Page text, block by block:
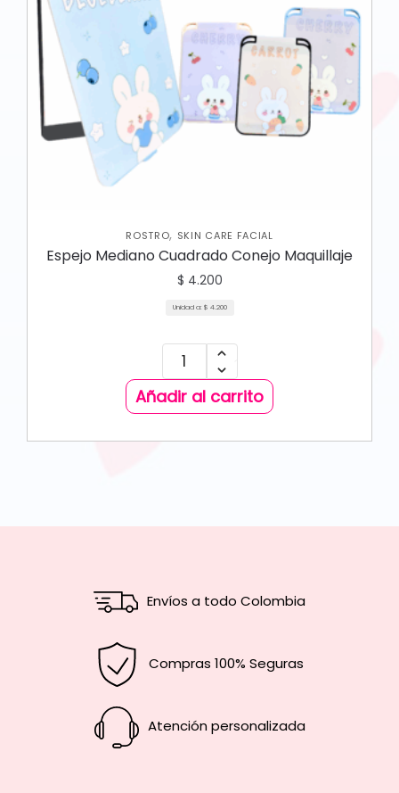
ROSTRO, SKIN CARE FACIAL
Espejo Mediano Cuadrado Conejo Maquillaje
$ 4.200
Unidad a: $ 4.200
Añadir al carrito
Envíos a todo Colombia
Compras 100% Seguras
Atención personalizada